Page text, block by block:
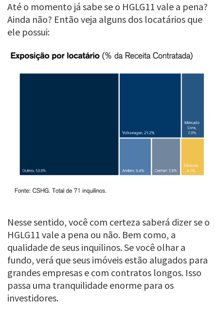
Até o momento já sabe se o HGLG11 vale a pena?
Ainda não? Então veja alguns dos locatários que
ele possui:
Nesse sentido, você com certeza saberá dizer se o
HGLG11 vale a pena ou não. Bem como, a
qualidade de seus inquilinos. Se você olhar a
fundo, verá que seus imóveis estão alugados para
grandes empresas e com contratos longos. Isso
passa uma tranquilidade enorme para os
investidores.